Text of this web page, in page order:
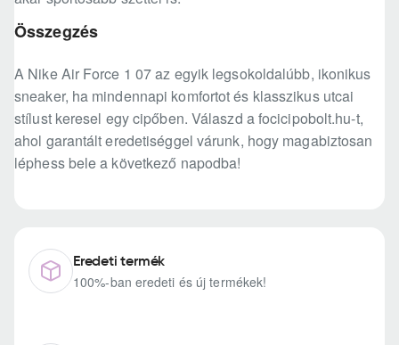
Összegzés
A Nike Air Force 1 07 az egyik legsokoldalúbb, ikonikus
sneaker, ha mindennapi komfortot és klasszikus utcai
stílust keresel egy cipőben. Válaszd a focicipobolt.hu-t,
ahol garantált eredetiséggel várunk, hogy magabiztosan
léphess bele a következő napodba!
Eredeti termék
100%-ban eredeti és új termékek!